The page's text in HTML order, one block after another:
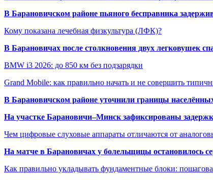
В Барановичском районе пьяного бесправника
Кому показана лечебная физкультура (ЛФК)?
В Барановичах после столкновения двух легковушек
BMW i3 2026: до 850 км без подзарядки
Grand Mobile: как правильно начать и не совершить
В Барановичском районе уточнили границы
На участке Барановичи–Минск зафиксированы
Чем цифровые слуховые аппараты отличаются от
На матче в Барановичах у болельщицы остановилось
Как правильно укладывать фундаментные блоки: